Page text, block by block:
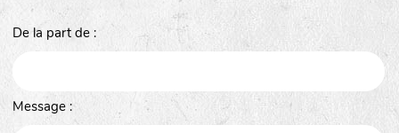
De la part de :
Message :